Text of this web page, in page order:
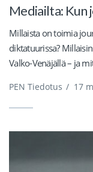
Mediailta: Kun
Millaista on toimia
diktatuurissa?
Valko-Venäjällä – ja
PEN Tiedotus / 17